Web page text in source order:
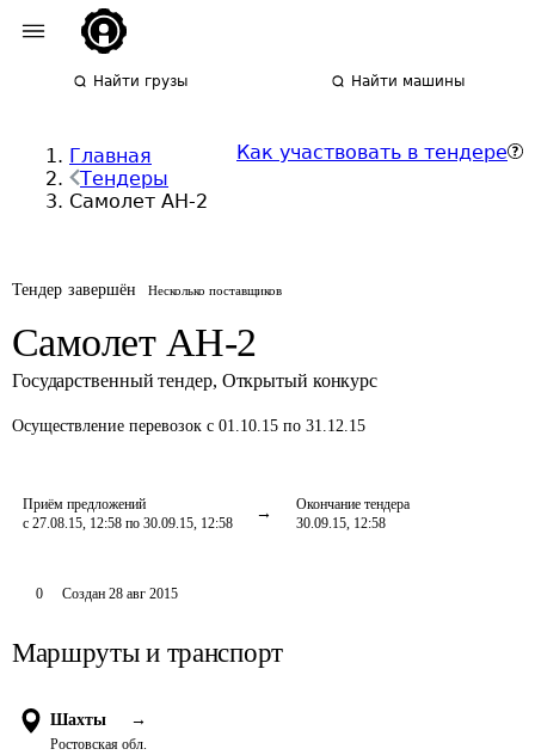
Найти грузы Найти машины
Главная
Тендеры
Самолет АН-2
Как участвовать в тендере
Тендер завершён Несколько поставщиков
Самолет АН-2
Государственный тендер, Открытый конкурс
Осуществление перевозок с 01.10.15 по 31.12.15
Приём предложений
с 27.08.15, 12:58 по 30.09.15, 12:58
Окончание тендера
30.09.15, 12:58
0 Создан 28 авг 2015
Маршруты и транспорт
Шахты →
Ростовская обл.